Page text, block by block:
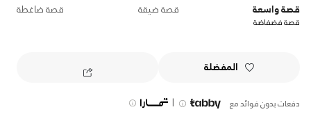
قصة واسعة قصة ضيقة قصة ضاغطة
قصة فضفاضة
المفضلة
دفعات بدون فوائد مع |